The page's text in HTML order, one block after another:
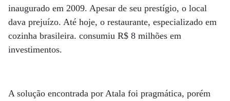
inaugurado em 2009. Apesar de seu prestígio, o local
dava prejuízo. Até hoje, o restaurante, especializado em
cozinha brasileira. consumiu R$ 8 milhões em
investimentos.
A solução encontrada por Atala foi pragmática, porém